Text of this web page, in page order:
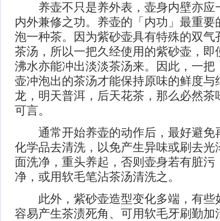
养壶不只是养外表，壶身内壁亦应
内外兼修之功。养壶的「内功」最重要
泡一种茶。因为紫砂壶具有特殊的双气
茶汤，所以一把久经使用的紫砂壶，即
沸水亦能冲出淡淡茶汤来。因此，一把
壶冲泡出的茶汤才能保持原味的鲜度与
龙，明天普洱，后天花茶，那么必然茶
可言。
通常开始养壶的动作后，最好避免
化学品去清洗，以免产生异味或刷去光
面洗净，重头养起，否则壶身若有脏污
净，或用软毛笔沾茶汤清洗之。
此外，紫砂壶造型变化多端，有些
容易产生茶渍死角、可用软毛牙刷勤加